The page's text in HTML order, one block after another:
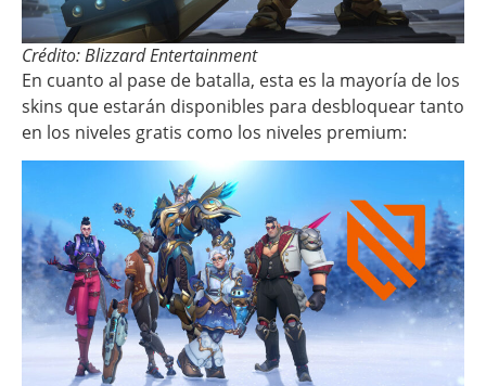
Crédito: Blizzard Entertainment
En cuanto al pase de batalla, esta es la mayoría de los
skins que estarán disponibles para desbloquear tanto
en los niveles gratis como los niveles premium: